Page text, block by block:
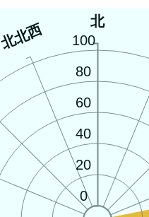
北
北北西
0
20
40
60
80
100